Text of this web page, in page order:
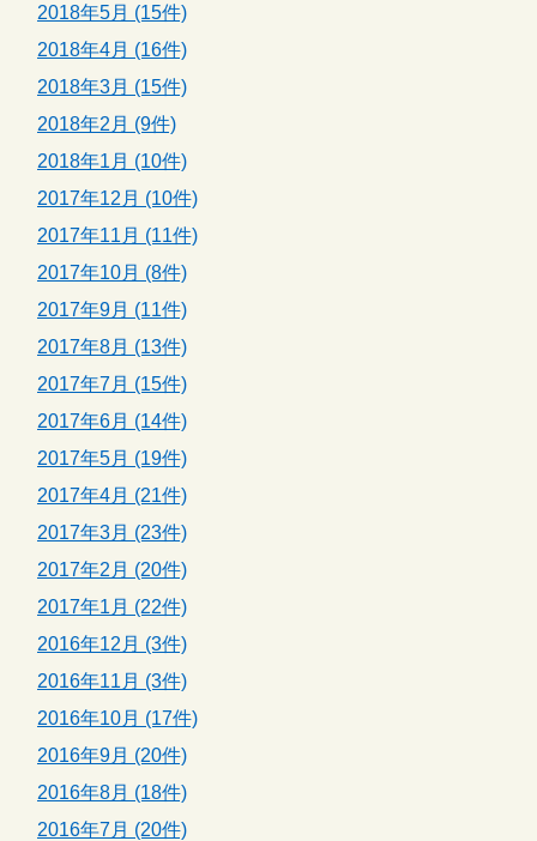
2018年5月 (15件)
2018年4月 (16件)
2018年3月 (15件)
2018年2月 (9件)
2018年1月 (10件)
2017年12月 (10件)
2017年11月 (11件)
2017年10月 (8件)
2017年9月 (11件)
2017年8月 (13件)
2017年7月 (15件)
2017年6月 (14件)
2017年5月 (19件)
2017年4月 (21件)
2017年3月 (23件)
2017年2月 (20件)
2017年1月 (22件)
2016年12月 (3件)
2016年11月 (3件)
2016年10月 (17件)
2016年9月 (20件)
2016年8月 (18件)
2016年7月 (20件)